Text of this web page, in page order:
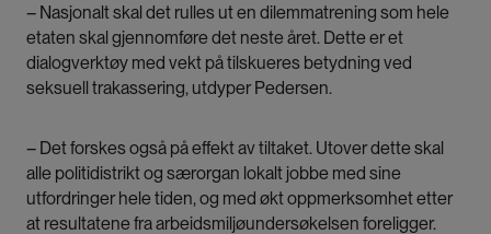
– Nasjonalt skal det rulles ut en dilemmatrening som hele
etaten skal gjennomføre det neste året. Dette er et
dialogverktøy med vekt på tilskueres betydning ved
seksuell trakassering, utdyper Pedersen.
– Det forskes også på effekt av tiltaket. Utover dette skal
alle politidistrikt og særorgan lokalt jobbe med sine
utfordringer hele tiden, og med økt oppmerksomhet etter
at resultatene fra arbeidsmiljøundersøkelsen foreligger.